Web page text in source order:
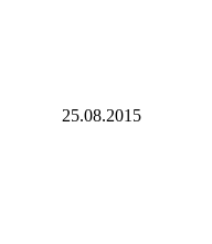
25.08.2015